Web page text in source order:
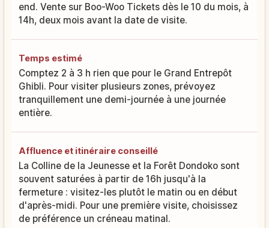
end. Vente sur Boo-Woo Tickets dès le 10 du mois, à
14h, deux mois avant la date de visite.
Temps estimé
Comptez 2 à 3 h rien que pour le Grand Entrepôt
Ghibli. Pour visiter plusieurs zones, prévoyez
tranquillement une demi-journée à une journée
entière.
Affluence et itinéraire conseillé
La Colline de la Jeunesse et la Forêt Dondoko sont
souvent saturées à partir de 16h jusqu'à la
fermeture : visitez-les plutôt le matin ou en début
d'après-midi. Pour une première visite, choisissez
de préférence un créneau matinal.